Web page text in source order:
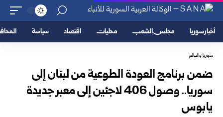
أخبار سوريا مجلس الشعب محليات اقتصاد سياسة
سوريا والعالم
ضمن برنامج العودة الطوعية من لبنان إلى
سوريا.. وصول 406 لاجئين إلى معبر جديدة
يابوس